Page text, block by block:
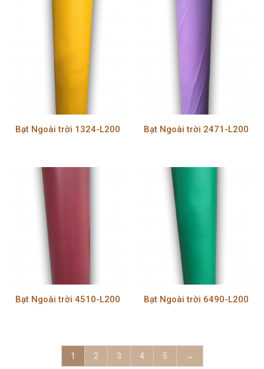
Bạt Ngoài trời 1324-L200 Bạt Ngoài trời 2471-L200
Bạt Ngoài trời 4510-L200 Bạt Ngoài trời 6490-L200
1 2 3 4 5 →